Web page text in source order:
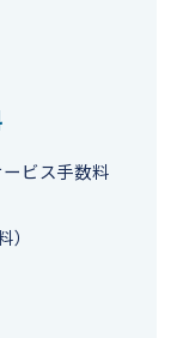
ビス手数料
）